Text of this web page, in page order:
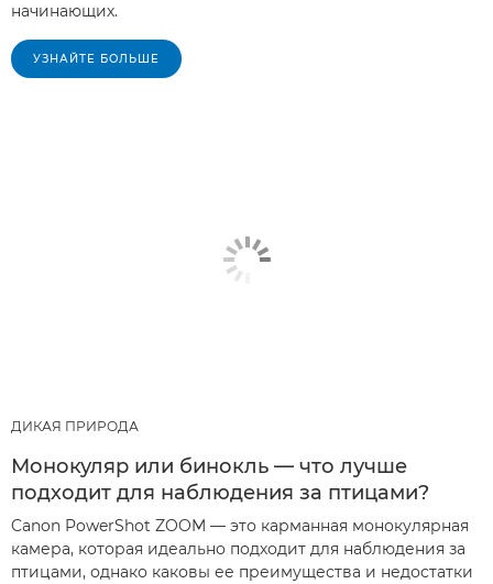
начинающих.
УЗНАЙТЕ БОЛЬШЕ
ДИКАЯ ПРИРОДА
Монокуляр или бинокль — что лучше
подходит для наблюдения за птицами?
Canon PowerShot ZOOM — это карманная монокулярная
камера, которая идеально подходит для наблюдения за
птицами, однако каковы ее преимущества и недостатки